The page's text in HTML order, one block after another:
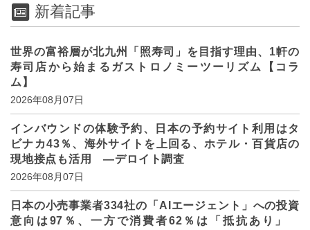
新着記事
世界の富裕層が北九州「照寿司」を目指す理由、1軒の
寿司店から始まるガストロノミーツーリズム【コラ
ム】
2026年08月07日
インバウンドの体験予約、日本の予約サイト利用はタ
ビナカ43％、海外サイトを上回る、ホテル・百貨店の
現地接点も活用 ―デロイト調査
2026年08月07日
日本の小売事業者334社の「AIエージェント」への投資
意向は97％、一方で消費者62％は「抵抗あり」